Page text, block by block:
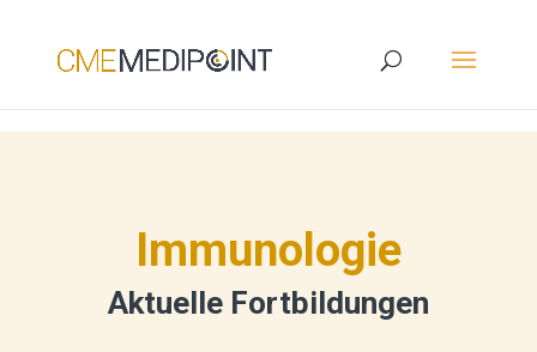
Immunologie
Aktuelle Fortbildungen